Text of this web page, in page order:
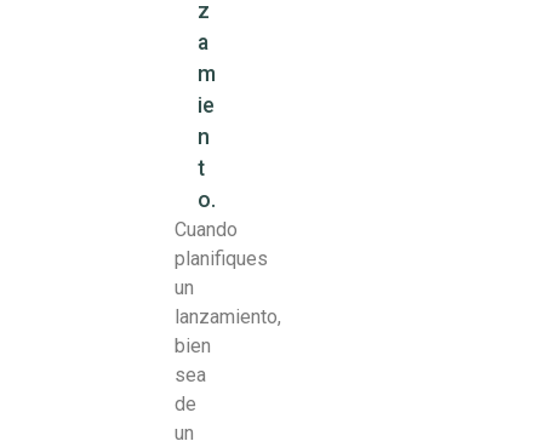
z
a
m
ie
n
t
o.
Cuando
planifiques
un
lanzamiento,
bien
sea
de
un